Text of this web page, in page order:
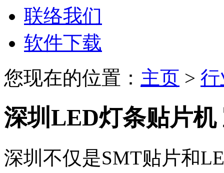
联络我们
软件下载
您现在的位置： 主页 >
深圳LED灯条贴片机
深圳不仅是SMT贴片和